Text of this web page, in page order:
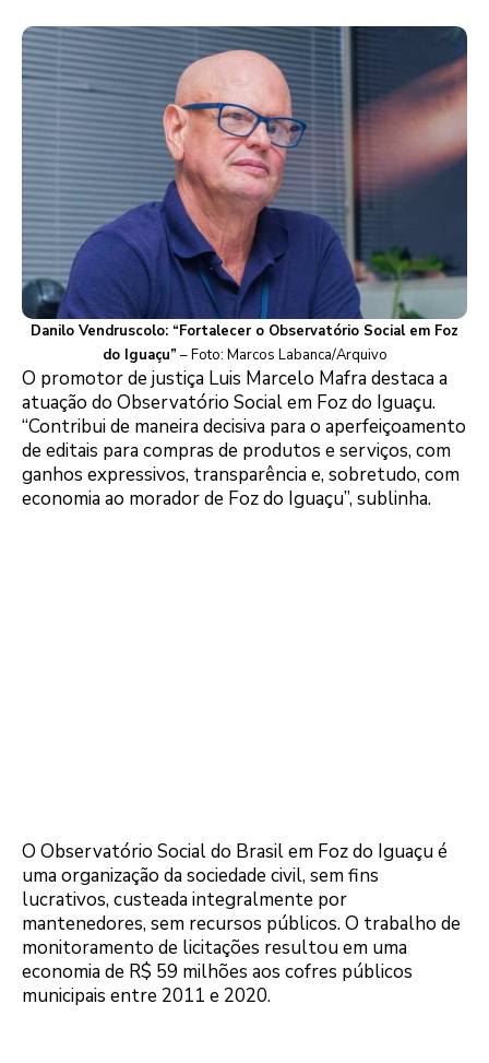
Danilo Vendruscolo: “Fortalecer o Observatório Social em Foz
do Iguaçu” – Foto: Marcos Labanca/Arquivo
O promotor de justiça Luis Marcelo Mafra destaca a
atuação do Observatório Social em Foz do Iguaçu.
“Contribui de maneira decisiva para o aperfeiçoamento
de editais para compras de produtos e serviços, com
ganhos expressivos, transparência e, sobretudo, com
economia ao morador de Foz do Iguaçu”, sublinha.
O Observatório Social do Brasil em Foz do Iguaçu é
uma organização da sociedade civil, sem fins
lucrativos, custeada integralmente por
mantenedores, sem recursos públicos. O trabalho de
monitoramento de licitações resultou em uma
economia de R$ 59 milhões aos cofres públicos
municipais entre 2011 e 2020.